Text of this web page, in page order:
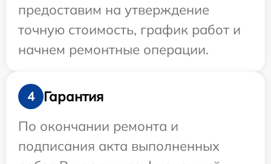
предоставим на утверждение
точную стоимость, график работ и
начнем ремонтные операции.
4
Гарантия
По окончании ремонта и
подписания акта выполненных